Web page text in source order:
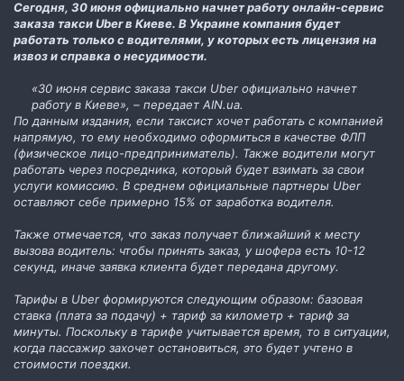
Сегодня, 30 июня официально начнет работу онлайн-сервис
заказа такси Uber в Киеве. В Украине компания будет
работать только с водителями, у которых есть лицензия на
извоз и справка о несудимости.
«30 июня сервис заказа такси Uber официально начнет
работу в Киеве», – передает AIN.ua.
По данным издания, если таксист хочет работать с компанией
напрямую, то ему необходимо оформиться в качестве ФЛП
(физическое лицо-предприниматель). Также водители могут
работать через посредника, который будет взимать за свои
услуги комиссию. В среднем официальные партнеры Uber
оставляют себе примерно 15% от заработка водителя.
Также отмечается, что заказ получает ближайший к месту
вызова водитель: чтобы принять заказ, у шофера есть 10-12
секунд, иначе заявка клиента будет передана другому.
Тарифы в Uber формируются следующим образом: базовая
ставка (плата за подачу) + тариф за километр + тариф за
минуты. Поскольку в тарифе учитывается время, то в ситуации,
когда пассажир захочет остановиться, это будет учтено в
стоимости поездки.